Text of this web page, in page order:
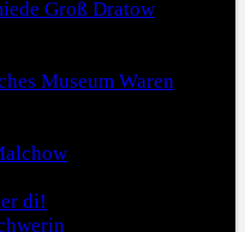
Groß Dratow
Museum Waren
di!